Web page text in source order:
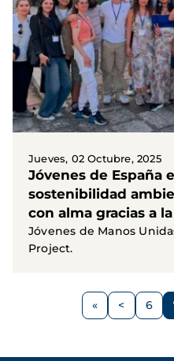
Jueves, 02 Octubre, 2025
Jóvenes de España
sostenibilidad
con alma gracias a
Jóvenes de Manos
Project.
Paginación
Página
< 6